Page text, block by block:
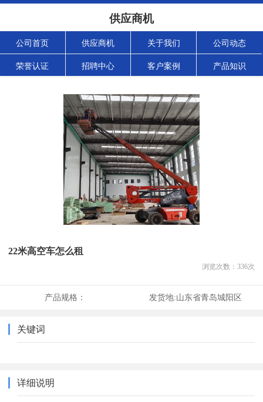
供应商机
公司首页 供应商机 关于我们 公司动态
荣誉认证 招聘中心 客户案例 产品知识
22米高空车怎么租
浏览次数： 336次
产品规格： 发货地:山东省青岛城阳区
关键词
详细说明